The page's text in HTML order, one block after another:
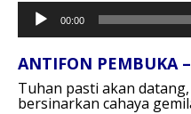
Pemutar
Audio
00:00
ANTIFON PEMBUKA
Tuhan pasti akan
bersinarkan cahaya